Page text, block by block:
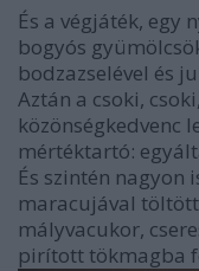
És a végjáték, egy
bogyós
bodzazselével és
Aztán a csoki,
közönségkedvenc
mértéktartó:
És szintén nagyon
maracujával
mályvacukor,
pirított tökmagba